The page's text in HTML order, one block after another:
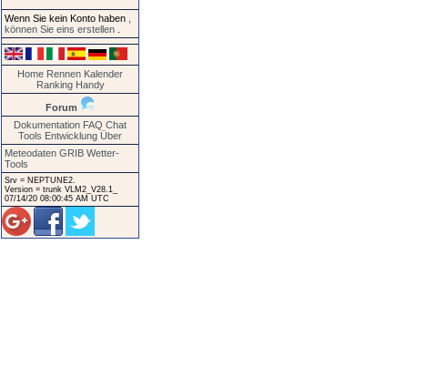
Wenn Sie kein Konto haben
können Sie eins erstellen
Home Rennen Kalender
Ranking Handy
Forum
Dokumentation FAQ Chat
Tools Entwicklung Über
Meteodaten GRIB Wetter-
Tools
Srv = NEPTUNE2.
Version = trunk VLM2_V28.1_
07/14/20 08:00:45 AM UTC